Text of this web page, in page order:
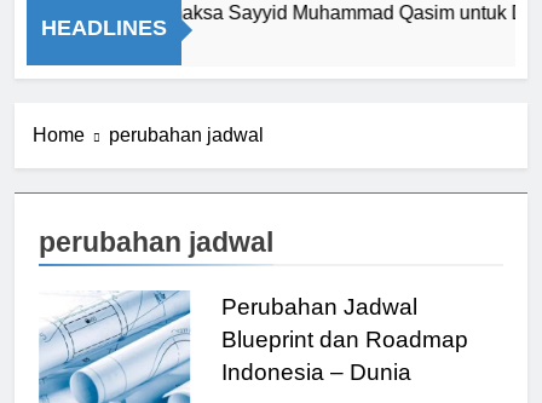
HEADLINES
kang Diki Memaksa Sayyid Muhammad Qasim untuk
Home perubahan jadwal
perubahan jadwal
Perubahan Jadwal
Blueprint dan Roadmap
Indonesia – Dunia